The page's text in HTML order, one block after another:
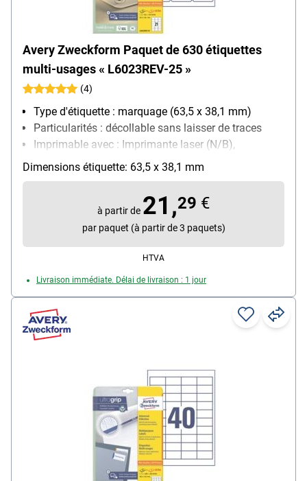
Avery Zweckform Paquet de 630 étiquettes
multi-usages « L6023REV-25 »
(4)
Type d'étiquette : marquage (63,5 x 38,1 mm)
Particularités : décollable sans laisser de traces
Imprimable avec : Imprimante laser (N/B),
Imprimante laser (couleur), Photocopieur (N/B),
Photocopieur (couleur), Imprimante jet d’encre
(N/B), Imprimante jet d’encre (couleur)
Propriété d’adhésion : redécollable
Dimensions étiquette: 63,5 x 38,1 mm
à partir de 21,29 €
par paquet (à partir de 3 paquets)
HTVA
Livraison immédiate. Délai de livraison : 1 jour